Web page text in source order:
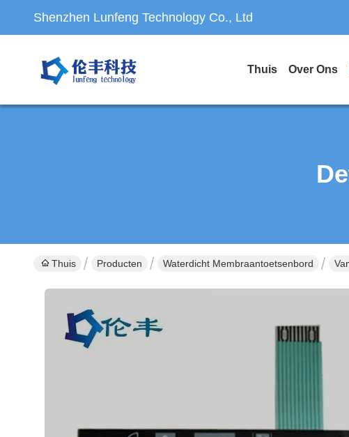
Shenzhen Lunfeng Technology Co., Ltd
Thuis Over Ons
Thuis Producten Waterdicht Membraantoetsenbord